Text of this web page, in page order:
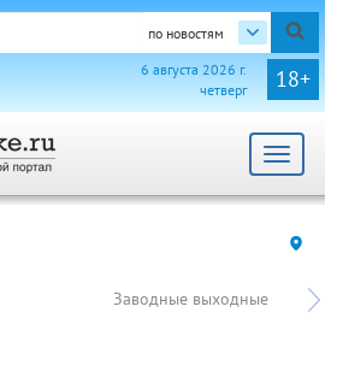
по новостям
18+
6 августа 2026 г.
четверг
Toggle
Заводные выходные